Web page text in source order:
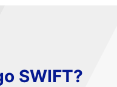
SWIFT?